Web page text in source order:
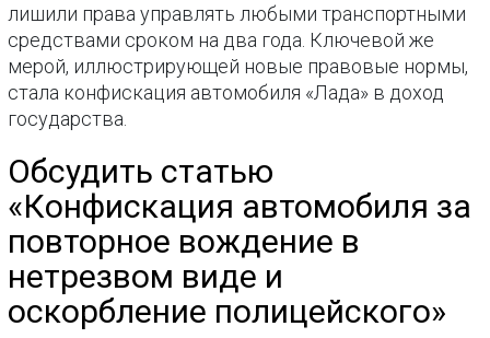
лишили права управлять любыми транспортными
средствами сроком на два года. Ключевой же
мерой, иллюстрирующей новые правовые нормы,
стала конфискация автомобиля «Лада» в доход
государства.
Обсудить статью
«Конфискация автомобиля за
повторное вождение в
нетрезвом виде и
оскорбление полицейского»